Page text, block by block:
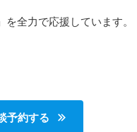
全力で応援しています。
予約する